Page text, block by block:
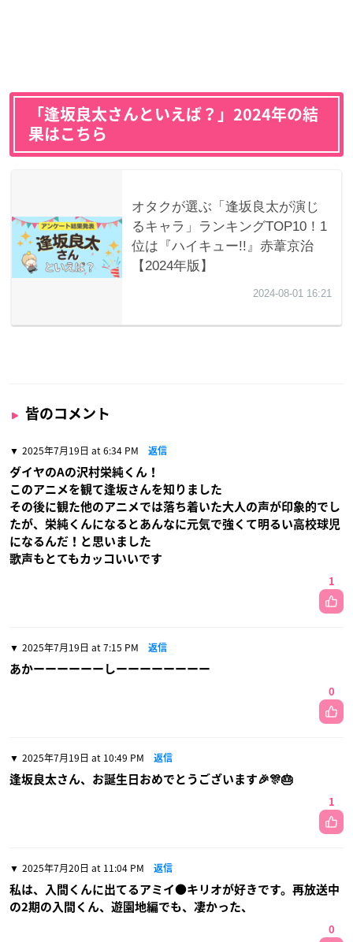
「逢坂良太さんといえば？」2024年の結
果はこちら
皆のコメント
2025年7月19日 at 6:34 PM 返信
ダイヤのAの沢村栄純くん！
このアニメを観て逢坂さんを知りました
その後に観た他のアニメでは落ち着いた大人の声が印象的でし
たが、栄純くんになるとあんなに元気で強くて明るい高校球児
になるんだ！と思いました
歌声もとてもカッコいいです
1
2025年7月19日 at 7:15 PM 返信
あかーーーーーーしーーーーーーーー
0
2025年7月19日 at 10:49 PM 返信
逢坂良太さん、お誕生日おめでとうございます🎉🎊🎂
1
2025年7月20日 at 11:04 PM 返信
私は、入間くんに出てるアミイ●キリオが好きです。再放送中
の2期の入間くん、遊園地編でも、凄かった、
0